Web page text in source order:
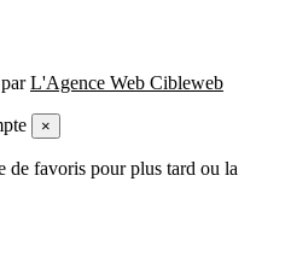
L'Agence Web Cibleweb
×
de favoris pour plus tard ou la